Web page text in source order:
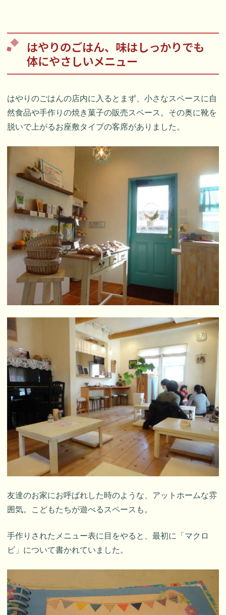
はやりのごはん、味はしっかりでも
体にやさしいメニュー
はやりのごはんの店内に入るとまず、小さなスペースに自
然食品や手作りの焼き菓子の販売スペース。その奥に靴を
脱いで上がるお座敷タイプの客席がありました。
友達のお家にお呼ばれした時のような、アットホームな雰
囲気。こどもたちが遊べるスペースも。
手作りされたメニュー表に目をやると、最初に「マクロ
ビ」について書かれていました。